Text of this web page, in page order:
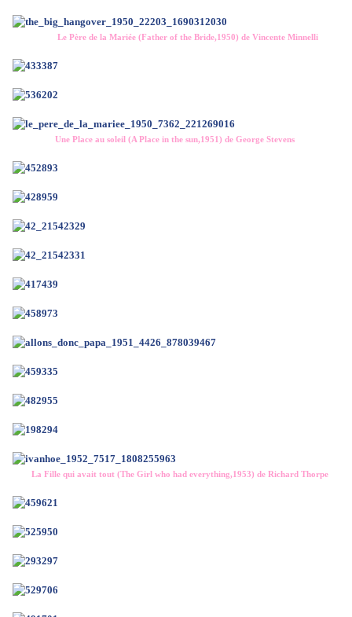
Le Père de la Mariée (Father of the Bride,1950) de Vincente Minnelli
Une Place au soleil (A Place in the sun,1951) de George Stevens
La Fille qui avait tout (The Girl who had everything,1953) de Richard Thorpe